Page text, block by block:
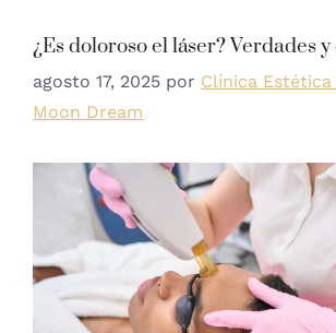
¿Es doloroso el láser? Verdades y
agosto 17, 2025 por Clínica
Moon Dream